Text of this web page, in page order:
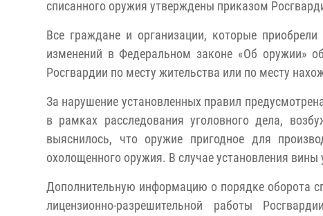
списанного оружия утверждены приказом
Все граждане и организации, которые
изменений в Федеральном законе «Об оружии»
Росгвардии по месту жительства или по месту
За нарушение установленных правил
в рамках расследования уголовного дела,
выяснилось, что оружие пригодное для
охолощенного оружия. В случае установления
Дополнительную информацию о порядке оборота
лицензионно-разрешительной работы